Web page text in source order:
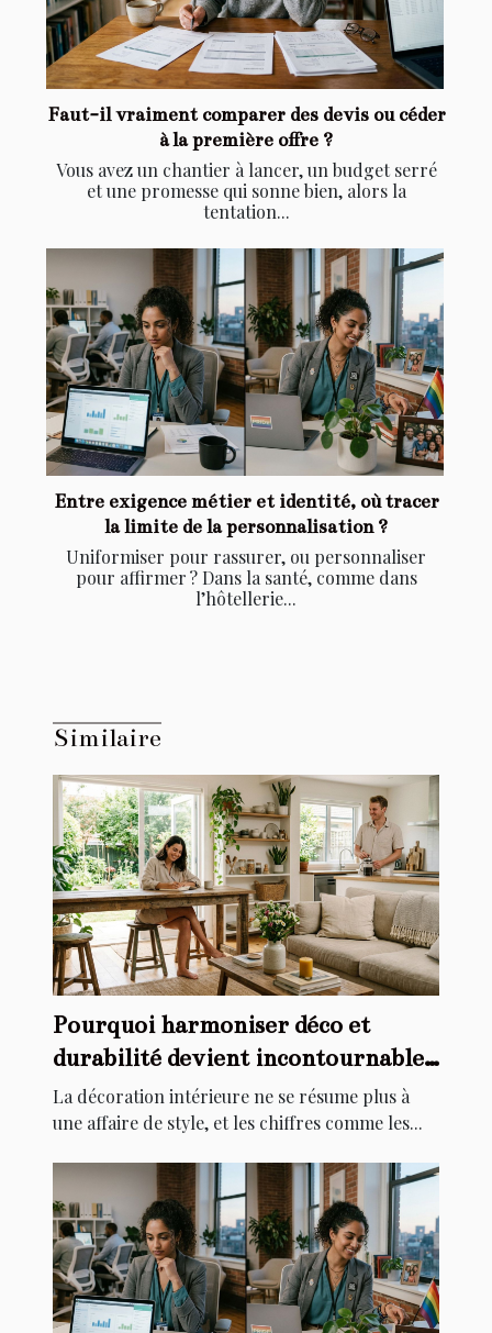
Faut-il vraiment comparer des devis ou céder
à la première offre ?
Vous avez un chantier à lancer, un budget serré
et une promesse qui sonne bien, alors la
tentation...
Entre exigence métier et identité, où tracer
la limite de la personnalisation ?
Uniformiser pour rassurer, ou personnaliser
pour affirmer ? Dans la santé, comme dans
l’hôtellerie...
Similaire
Pourquoi harmoniser déco et
durabilité devient incontournable
chez soi
La décoration intérieure ne se résume plus à
une affaire de style, et les chiffres comme les...